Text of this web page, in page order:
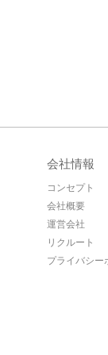
会社情報
コンセプト
会社概要
運営会社
リクルート
プライバシー